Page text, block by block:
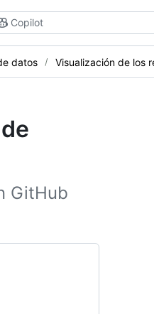
Copilot
datos Visualización de los
GitHub